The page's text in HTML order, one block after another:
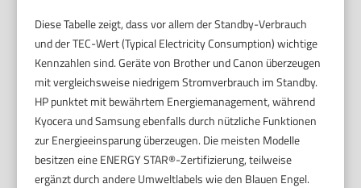
Diese Tabelle zeigt, dass vor allem der Standby-Verbrauch
und der TEC-Wert (Typical Electricity Consumption) wichtige
Kennzahlen sind. Geräte von Brother und Canon überzeugen
mit vergleichsweise niedrigem Stromverbrauch im Standby.
HP punktet mit bewährtem Energiemanagement, während
Kyocera und Samsung ebenfalls durch nützliche Funktionen
zur Energieeinsparung überzeugen. Die meisten Modelle
besitzen eine ENERGY STAR®-Zertifizierung, teilweise
ergänzt durch andere Umweltlabels wie den Blauen Engel.